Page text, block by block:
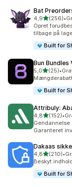
Bat
4,9ud af 5
(256)
256 •
Opret
tilbage på
Built for
Bun Bundles
5,0ud af 5
(25)
25 •
Built for
Attribuly:
4,8ud af 5
(152)
152 •
Gendannelse
Garanteret
Dakaas
4,8ud af 5
(210)
210 •
Beskyt
Built for